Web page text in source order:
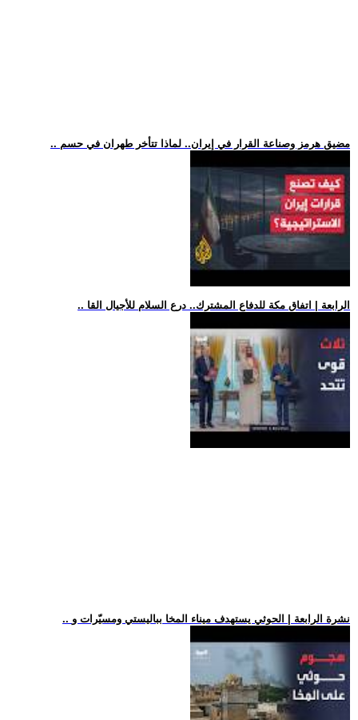
.. مضيق هرمز وصناعة القرار في إيران.. لماذا تتأخر طهران في حسم
.. الرابعة | اتفاق مكة للدفاع المشترك.. درع السلام للأجيال القا
.. نشرة الرابعة | الحوثي يستهدف ميناء المخا بباليستي ومسيّرات و